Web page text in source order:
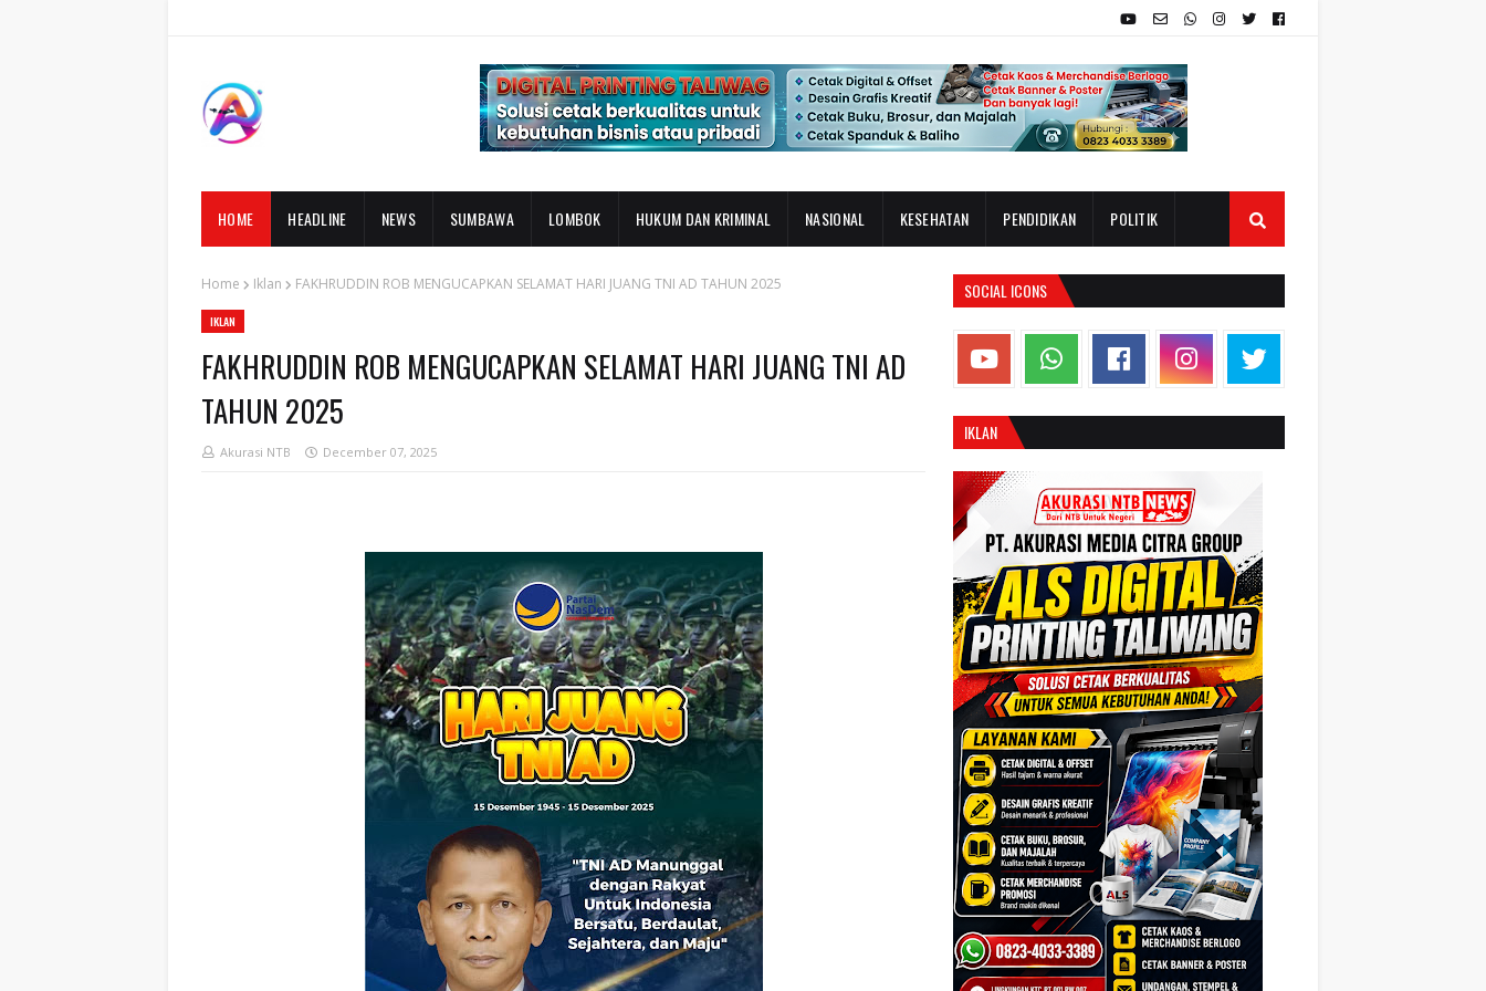
HOME HEADLINE NEWS SUMBAWA LOMBOK HUKUM DAN KRIMINAL NASIONAL KESEHATAN PENDIDIKAN POLITIK
Home Iklan FAKHRUDDIN ROB MENGUCAPKAN SELAMAT HARI JUANG TNI AD TAHUN 2025
IKLAN
FAKHRUDDIN ROB MENGUCAPKAN SELAMAT HARI JUANG TNI AD
TAHUN 2025
Akurasi NTB December 07, 2025
SOCIAL ICONS
IKLAN